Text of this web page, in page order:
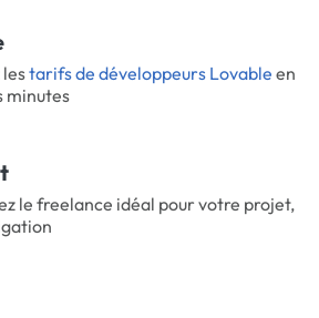
lestarifs de développeurs Lovable en
minutes
le freelance idéal pour votre projet,